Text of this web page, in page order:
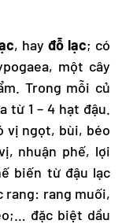
, hay đỗ lạc; có
một cây
Trong mỗi củ
từ 1 – 4 hạt đậu.
vị ngọt, bùi, béo
nhuận phế, lợi
biến từ đậu lạc
rang: rang muối,
đặc biệt dầu